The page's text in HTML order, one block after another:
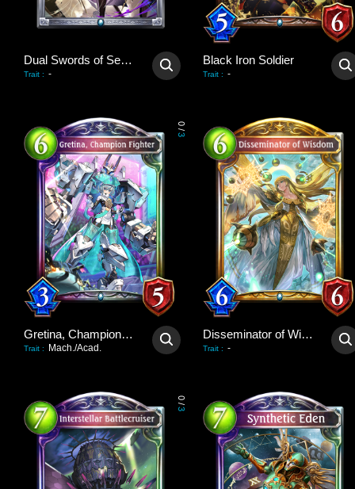
Dual Swords of Severance
Trait : -
Black Iron Soldier
Trait : -
0
/
3
Gretina, Champion Fighter
Trait : Mach./Acad.
Disseminator of Wisdom
Trait : -
0
/
3